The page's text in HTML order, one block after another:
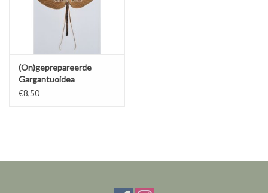
(On)geprepareerde
Gargantuoidea
Triumphalis (wandelende
€8,50